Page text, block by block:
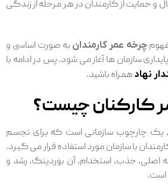
حمایت از کارمندان در هر مرحله از زندگی
چرخه عمر کارمندان به صورت اساسی و
سازمان‌ ها آغاز می ‌شود. پس در ادامه با
نهاد همراه باشید.
کارکنان چیست؟
، یک چارچوب سازمانی است که برای تجسم
با سازمان مورد استفاده قرار می گیرد.
جذب، استخدام، آن بوردینگ، رشد و
است.